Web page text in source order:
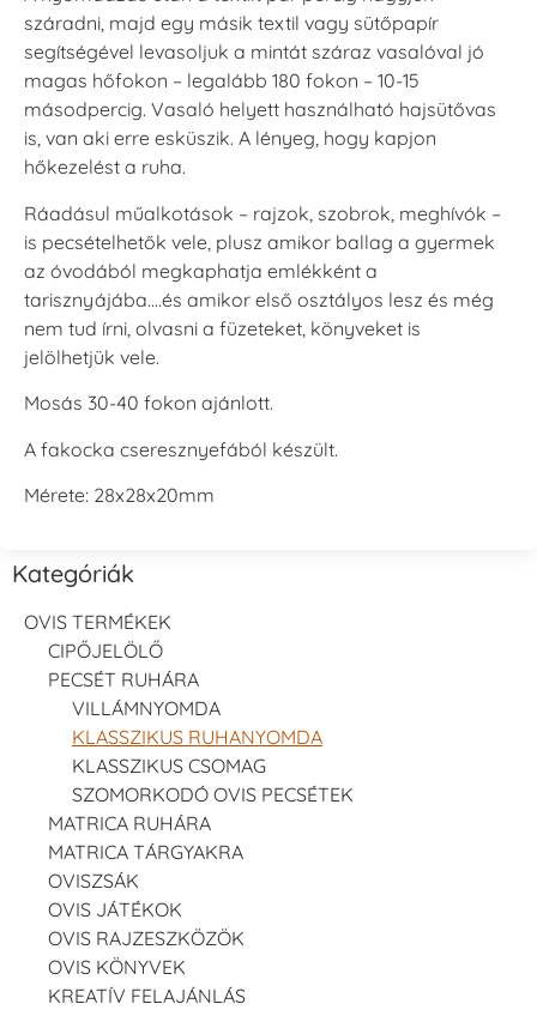
száradni, majd egy másik textil vagy sütőpapír
segítségével levasoljuk a mintát száraz vasalóval jó
magas hőfokon – legalább 180 fokon – 10-15
másodpercig. Vasaló helyett használható hajsütővas
is, van aki erre esküszik. A lényeg, hogy kapjon
hőkezelést a ruha.
Ráadásul műalkotások – rajzok, szobrok, meghívók –
is pecsételhetők vele, plusz amikor ballag a gyermek
az óvodából megkaphatja emlékként a
tarisznyájába….és amikor első osztályos lesz és még
nem tud írni, olvasni a füzeteket, könyveket is
jelölhetjük vele.
Mosás 30-40 fokon ajánlott.
A fakocka cseresznyefából készült.
Mérete: 28x28x20mm
Kategóriák
OVIS TERMÉKEK
CIPŐJELÖLŐ
PECSÉT RUHÁRA
VILLÁMNYOMDA
KLASSZIKUS RUHANYOMDA
KLASSZIKUS CSOMAG
SZOMORKODÓ OVIS PECSÉTEK
MATRICA RUHÁRA
MATRICA TÁRGYAKRA
OVISZSÁK
OVIS JÁTÉKOK
OVIS RAJZESZKÖZÖK
OVIS KÖNYVEK
KREATÍV FELAJÁNLÁS